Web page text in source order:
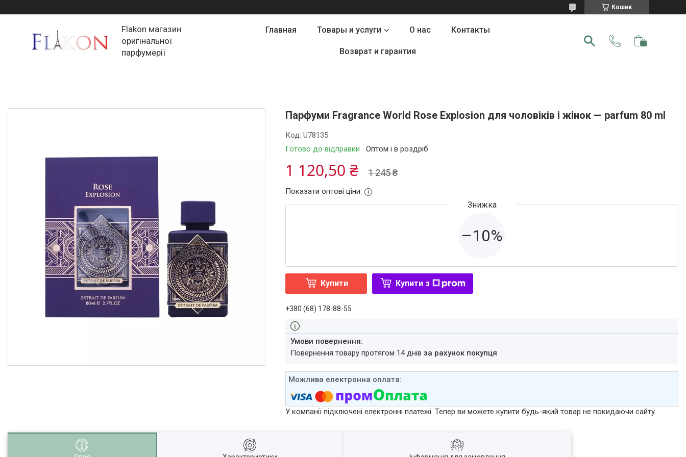
Кошик
Flakon магазин
оригінальної
парфумерії
Главная Товары и услуги О нас Контакты
Возврат и гарантия
Парфуми Fragrance World Rose Explosion для чоловіків і жінок — parfum 80 ml
Готово до відправки Оптом і в роздріб
Код:U78135
1 245 ₴
1 120,50 ₴
Показати оптові ціни
–10%
Купити Купити з
+380 (68) 178-88-55
повернення товару протягом 14 днівза рахунок покупця
У компанії підключені електронні платежі. Тепер ви можете купити будь-який товар не покидаючи сайту.